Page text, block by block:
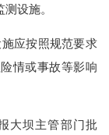
设施。
应按照规范要求
情或事故等影响
大坝主管部门批